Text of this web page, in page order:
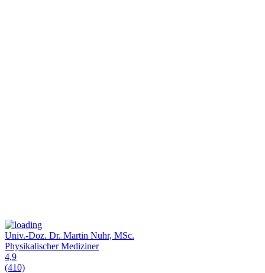
Univ.-Doz. Dr. Martin Nuhr, MSc.
Physikalischer Mediziner
4,9
(410)